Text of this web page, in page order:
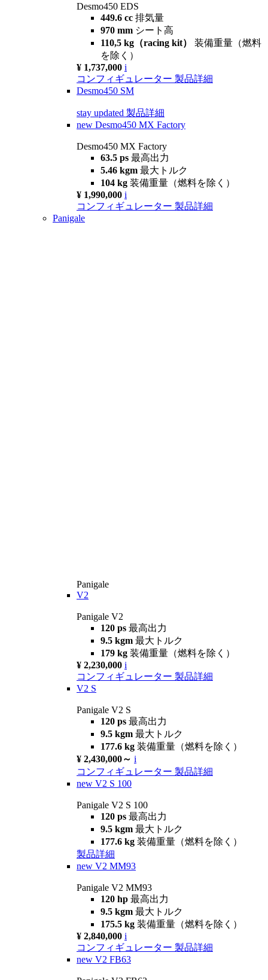
Desmo450 EDS
449.6 cc 排気量
970 mm シート高
110,5 kg（racing kit） 装備重量（燃料
を除く）
¥ 1,737,000 i
コンフィギュレーター 製品詳細
Desmo450 SM
stay updated 製品詳細
new Desmo450 MX Factory
Desmo450 MX Factory
63.5 ps 最高出力
5.46 kgm 最大トルク
104 kg 装備重量（燃料を除く）
¥ 1,990,000 i
コンフィギュレーター 製品詳細
Panigale
Panigale
V2
Panigale V2
120 ps 最高出力
9.5 kgm 最大トルク
179 kg 装備重量（燃料を除く）
¥ 2,230,000 i
コンフィギュレーター 製品詳細
V2 S
Panigale V2 S
120 ps 最高出力
9.5 kgm 最大トルク
177.6 kg 装備重量（燃料を除く）
¥ 2,430,000～ i
コンフィギュレーター 製品詳細
new V2 S 100
Panigale V2 S 100
120 ps 最高出力
9.5 kgm 最大トルク
177.6 kg 装備重量（燃料を除く）
製品詳細
new V2 MM93
Panigale V2 MM93
120 hp 最高出力
9.5 kgm 最大トルク
175.5 kg 装備重量（燃料を除く）
¥ 2,840,000 i
コンフィギュレーター 製品詳細
new V2 FB63